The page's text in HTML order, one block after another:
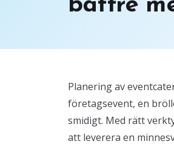
bättre
Planering av
företagsevent, en
smidigt. Med rätt
att leverera en